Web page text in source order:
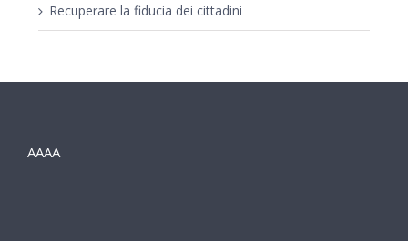
Recuperare la fiducia dei cittadini
AAAA